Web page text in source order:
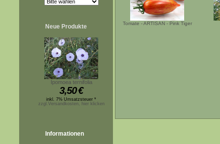
Neue Produkte
Ipomoea ternifolia
3,50€
inkl. 7% Umsatzsteuer *
zzgl.Versandkosten, hier klicken
Informationen
Tomate - ARTISAN - Pink Tiger